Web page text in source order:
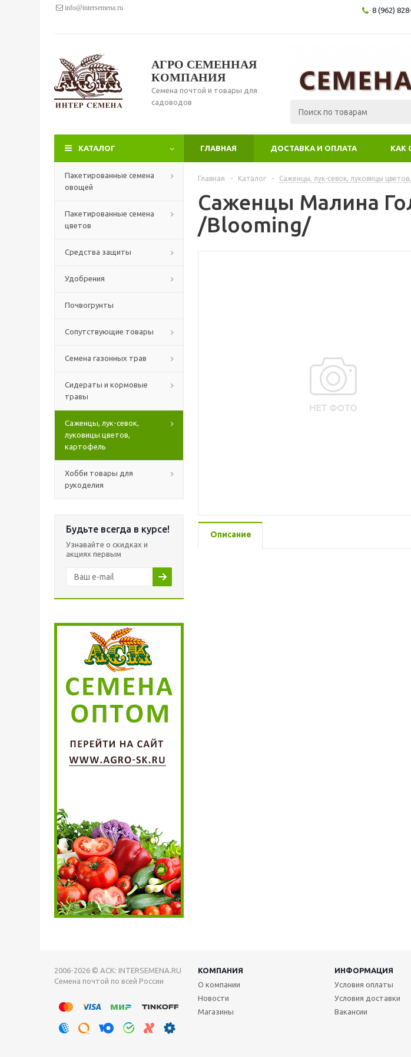
info@intersemena.ru 8 (962)
АГРО СЕМЕННАЯ
КОМПАНИЯ
Семена почтой и товары для
садоводов
КАТАЛОГ ГЛАВНАЯ ДОСТАВКА И ОПЛАТА КАК
Пакетированные семена
овощей
Пакетированные семена
цветов
Средства защиты
Удобрения
Почвогрунты
Сопутствующие товары
Семена газонных трав
Сидераты и кормовые
травы
Саженцы, лук-севок,
луковицы цветов,
картофель
Хобби товары для
рукоделия
Будьте всегда в курсе!
Узнавайте о скидках и
акциях первым
Главная - Каталог - Саженцы, лук-севок, луковицы
Саженцы Малина
/Blooming/
Описание
2006-2026 © АСК: INTERSEMENA.RU
Семена почтой по всей России
КОМПАНИЯ ИНФОРМАЦИЯ
О компании
Новости
Магазины
Условия оплаты
Условия доставки
Вакансии